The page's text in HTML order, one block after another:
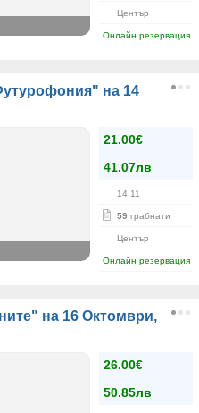
Център
Онлайн резервация
на 14
21.00€
41.07лв
14.11
59 грабнати
Център
Онлайн резервация
на 16 Октомври,
26.00€
50.85лв